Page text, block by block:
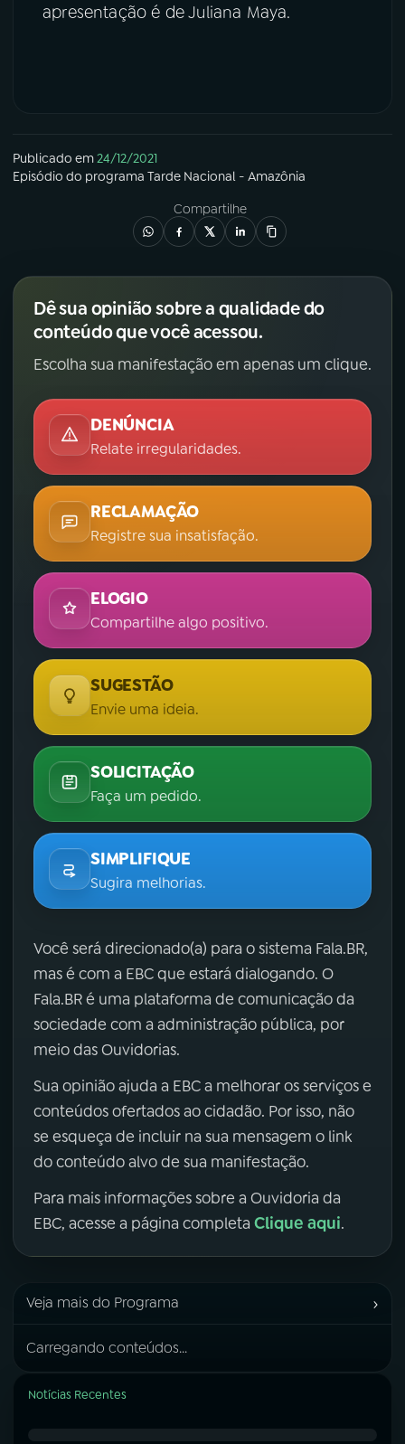
apresentação é de Juliana Maya.
Publicado em24/12/2021
Episódio do programa Tarde Nacional - Amazônia
Compartilhe
Dê sua opinião sobre a qualidade do
conteúdo que você acessou.
Escolha sua manifestação em apenas um clique.
DENÚNCIA
Relate irregularidades.
RECLAMAÇÃO
Registre sua insatisfação.
ELOGIO
Compartilhe algo positivo.
SUGESTÃO
Envie uma ideia.
SOLICITAÇÃO
Faça um pedido.
SIMPLIFIQUE
Sugira melhorias.
Você será direcionado(a) para o sistema Fala.BR,
mas é com a EBC que estará dialogando. O
Fala.BR é uma plataforma de comunicação da
sociedade com a administração pública, por
meio das Ouvidorias.
Sua opinião ajuda a EBC a melhorar os serviços e
conteúdos ofertados ao cidadão. Por isso, não
se esqueça de incluir na sua mensagem o link
do conteúdo alvo de sua manifestação.
Para mais informações sobre a Ouvidoria da
EBC, acesse a página completa Clique aqui.
Veja mais do Programa ›
Carregando conteúdos...
Notícias Recentes